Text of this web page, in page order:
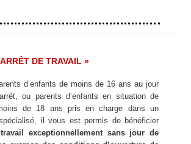
DE TRAVAIL »
d’enfants de moins de 16 ans au jour
ou parents d’enfants en situation de
de 18 ans pris en charge dans un
il vous est permis de bénéficier
exceptionnellement sans jour de